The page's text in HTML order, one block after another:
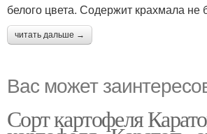
белого цвета. Содержит крахмала не
читать дальше →
Вас может
Сорт картофеля